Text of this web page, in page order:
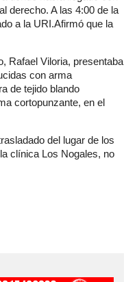
derecho. A las 4:00 de la
a la URI.Afirmó que la
Rafael Viloria, presentaba
con arma
de tejido blando
cortopunzante, en el
del lugar de los
clínica Los Nogales, no